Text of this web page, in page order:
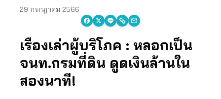
29 กรกฎาคม 2566
เรื่องเล่าผู้บริโภค : หลอกเป็น
จนท.กรมที่ดิน ดูดเงินล้านใน
สองนาที!